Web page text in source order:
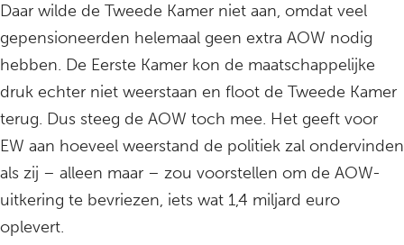
Daar wilde de Tweede Kamer niet aan, omdat veel
gepensioneerden helemaal geen extra AOW nodig
hebben. De Eerste Kamer kon de maatschappelijke
druk echter niet weerstaan en floot de Tweede Kamer
terug. Dus steeg de AOW toch mee. Het geeft voor
EW aan hoeveel weerstand de politiek zal ondervinden
als zij – alleen maar – zou voorstellen om de AOW-
uitkering te bevriezen, iets wat 1,4 miljard euro
oplevert.